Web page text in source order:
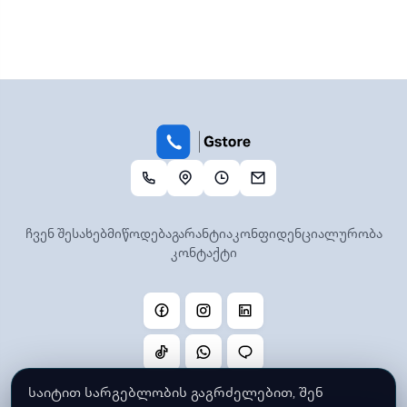
ჩვენ შესახებმიწოდებაგარანტიაკონფიდენციალურობა
კონტაქტი
საიტით სარგებლობის გაგრძელებით, შენ